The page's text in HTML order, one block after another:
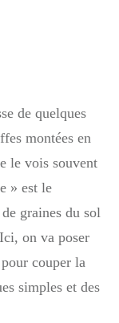
de quelques
montées en
le vois souvent
» est le
graines du sol
on va poser
couper la
simples et des